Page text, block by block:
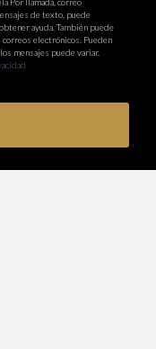
de texto, puede
ayuda. También puede
correos electrónicos. Pueden
mensajes puede variar.